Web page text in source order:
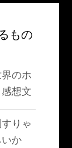
もの
のホ
想文
りゃ
か